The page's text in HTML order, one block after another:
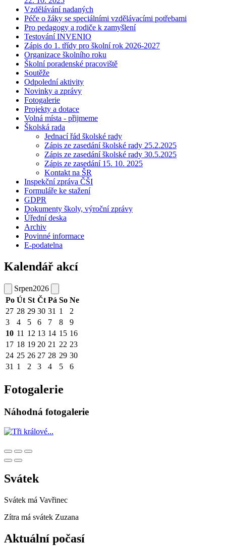
Vzdělávání nadaných
Péče o žáky se speciálními vzdělávacími potřebami
Pro pedagogy a rodiče k zamyšlení
Testování INVENIO
Zápis do 1. třídy pro školní rok 2026-2027
Organizace školního roku
Školní poradenské pracoviště
Soutěže
Odpolední aktivity
Novinky a zprávy
Fotogalerie
Projekty a dotace
Volná místa - přijmeme
Školská rada
Jednací řád školské rady
Zápis ze zasedání školské rady 25.2.2025
Zápis ze zasedání školské rady 30.5.2025
Zápis ze zasedání 15. 10. 2025
Kontakt na ŠR
Inspekční zpráva ČŠI
Formuláře ke stažení
GDPR
Dokumenty školy, výroční zprávy
Úřední deska
Archiv
Povinné informace
E-podatelna
Kalendář akcí
Srpen2026
Po Út St Čt Pá So Ne
27 28 29 30 31 1
2
3
4 5 6 7 8
9
10 11 12 13 14 15 16
17 18 19 20 21 22 23
24 25 26 27 28 29 30
31 1 2 3 4 5 6
Fotogalerie
Náhodná fotogalerie
Svátek
Svátek má Vavřinec
Zítra má svátek Zuzana
Aktuální počasí